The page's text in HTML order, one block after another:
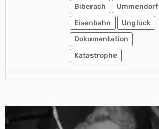
Biberach
Ummendorf
Eisenbahn
Unglück
Dokumentation
Katastrophe